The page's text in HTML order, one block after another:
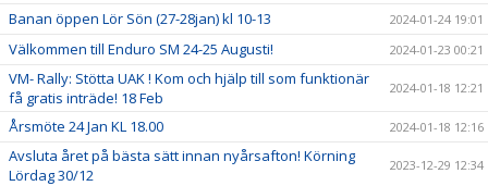
Banan öppen Lör Sön (27-28jan) kl 10-13 2024-01-24 19:01
Välkommen till Enduro SM 24-25 Augusti! 2024-01-23 00:21
VM- Rally: Stötta UAK ! Kom och hjälp till som funktionär
få gratis inträde! 18 Feb
2024-01-18 12:21
Årsmöte 24 Jan KL 18.00 2024-01-18 12:16
Avsluta året på bästa sätt innan nyårsafton! Körning
Lördag 30/12
2023-12-29 12:34